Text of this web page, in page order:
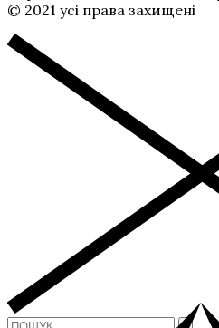
© 2021 усі права захищені